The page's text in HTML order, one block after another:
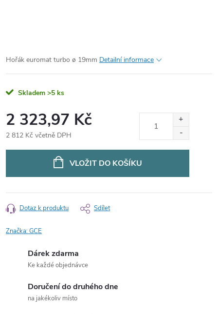
Hořák euromat turbo ø 19mm Detailní informace
Skladem >5 ks
2 323,97 Kč
2 812 Kč včetně DPH
VLOŽIT DO KOŠÍKU
Dotaz k produktu Sdílet
Značka:GCE
Dárek zdarma
Ke každé objednávce
Doručení do druhého dne
na jakékoliv místo